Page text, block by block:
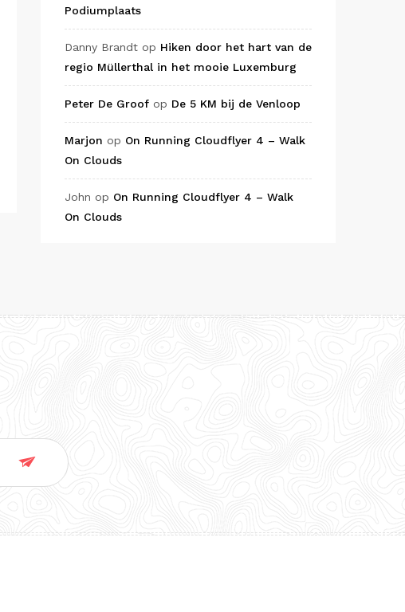
Podiumplaats
Danny Brandt op Hiken door het hart van de
regio Müllerthal in het mooie Luxemburg
Peter De Groof op De 5 KM bij de Venloop
Marjon op On Running Cloudflyer 4 – Walk
On Clouds
John op On Running Cloudflyer 4 – Walk
On Clouds
